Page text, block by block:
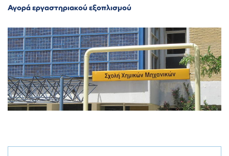
Αγορά εργαστηριακού εξοπλισμού